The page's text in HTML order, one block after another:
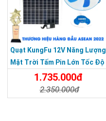
Quạt KungFu 12V Năng Lượng
Mặt Trời Tấm Pin Lớn Tốc Độ
1.735.000đ
2.350.000đ